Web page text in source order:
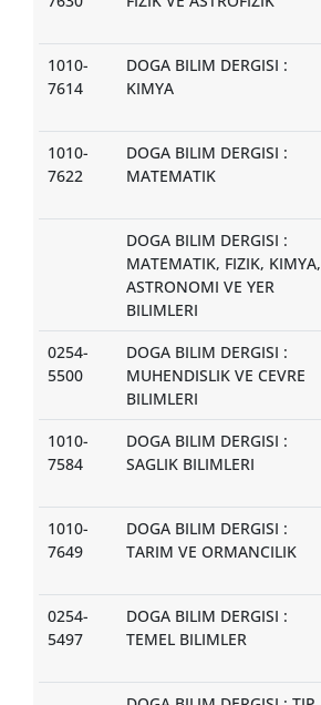
1010-
7614
DOGA BILIM DERGISI :
KIMYA
1010-
7622
DOGA BILIM DERGISI :
MATEMATIK
DOGA BILIM DERGISI :
MATEMATIK, FIZIK, KIMYA,
ASTRONOMI VE YER
BILIMLERI
0254-
5500
DOGA BILIM DERGISI :
MUHENDISLIK VE CEVRE
BILIMLERI
1010-
7584
DOGA BILIM DERGISI :
SAGLIK BILIMLERI
1010-
7649
DOGA BILIM DERGISI :
TARIM VE ORMANCILIK
0254-
5497
DOGA BILIM DERGISI :
TEMEL BILIMLER